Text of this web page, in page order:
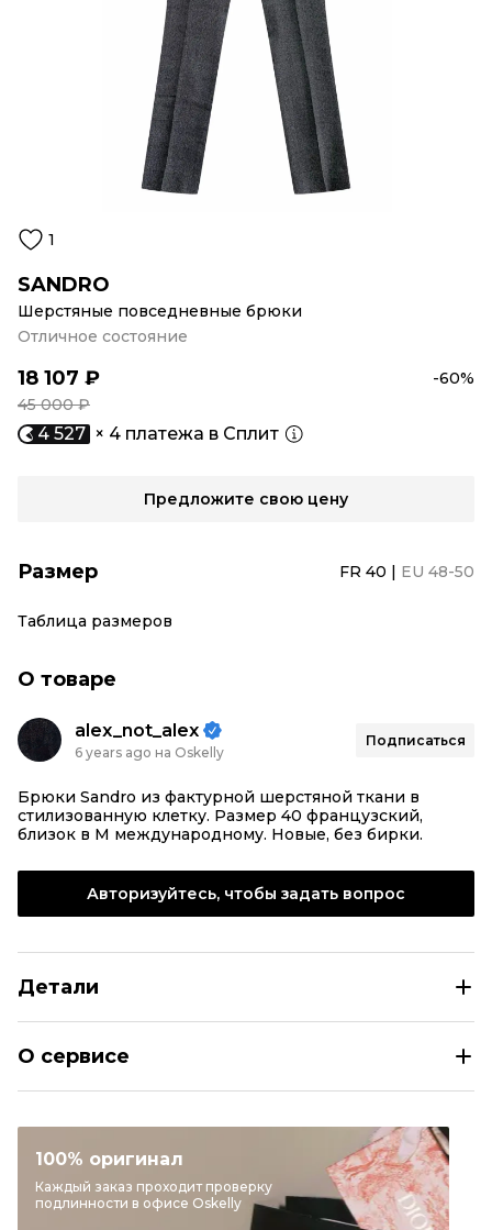
1
SANDRO
Шерстяные повседневные брюки
Отличное состояние
18 107 ₽
-60%
45 000 ₽
4 527 × 4 платежа в Сплит
Предложите свою цену
Размер FR 40 | EU 48-50
Таблица размеров
О товаре
alex_not_alex
6 years ago на Oskelly
Подписаться
Брюки Sandro из фактурной шерстяной ткани в
стилизованную клетку. Размер 40 французский,
близок в М международному. Новые, без бирки.
Авторизуйтесь, чтобы задать вопрос
Детали
Категория
Повседневные брюки
Бренд
SANDRO
Материал одежды
Шерсть
О сервисе
100% оригинал
Каждый заказ проходит проверку
подлинности в офисе Oskelly